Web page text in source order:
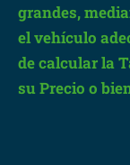
grandes,
el vehículo
de calcular la
su Precio o